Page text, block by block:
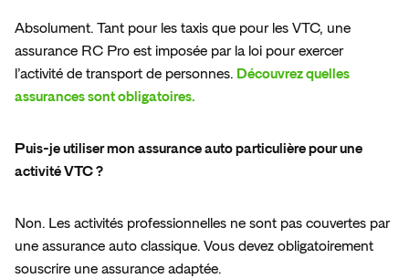
Absolument. Tant pour les taxis que pour les VTC, une
assurance RC Pro est imposée par la loi pour exercer
l’activité de transport de personnes. Découvrez quelles
assurances sont obligatoires.
Puis-je utiliser mon assurance auto particulière pour une
activité VTC ?
Non. Les activités professionnelles ne sont pas couvertes par
une assurance auto classique. Vous devez obligatoirement
souscrire une assurance adaptée.